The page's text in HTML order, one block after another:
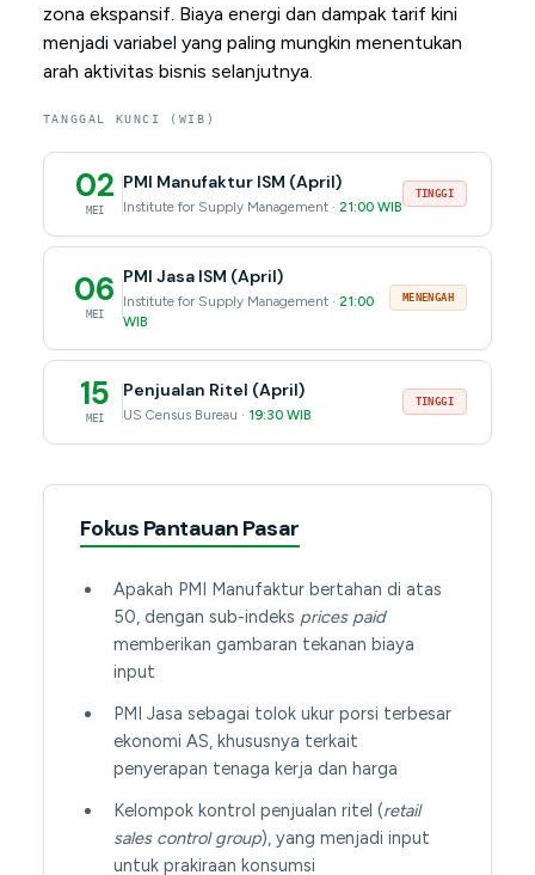
zona ekspansif. Biaya energi dan dampak tarif kini
menjadi variabel yang paling mungkin menentukan
arah aktivitas bisnis selanjutnya.
TANGGAL KUNCI (WIB)
02
MEI
PMI Manufaktur ISM (April)
Institute for Supply Management · 21:00 WIB
TINGGI
06
MEI
PMI Jasa ISM (April)
Institute for Supply Management · 21:00
WIB
MENENGAH
15
MEI
Penjualan Ritel (April)
US Census Bureau · 19:30 WIB
TINGGI
Fokus Pantauan Pasar
Apakah PMI Manufaktur bertahan di atas
50, dengan sub-indeks prices paid
memberikan gambaran tekanan biaya
input
PMI Jasa sebagai tolok ukur porsi terbesar
ekonomi AS, khususnya terkait
penyerapan tenaga kerja dan harga
Kelompok kontrol penjualan ritel (retail
sales control group), yang menjadi input
untuk prakiraan konsumsi